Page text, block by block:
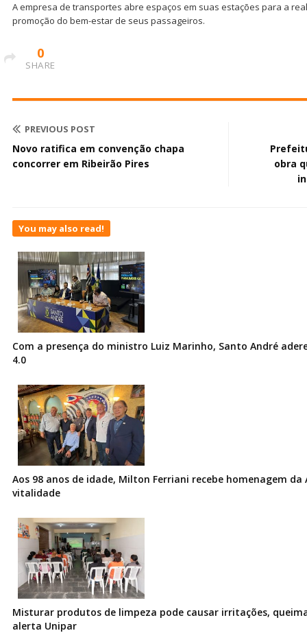
A empresa de transportes abre espaços em suas estações para a
promoção do bem-estar de seus passageiros.
0
SHARE
PREVIOUS POST
Novo ratifica em convenção chapa
concorrer em Ribeirão Pires
obra
You may also read!
Com a presença do ministro Luiz Marinho, Santo André
4.0
Aos 98 anos de idade, Milton Ferriani recebe homenagem da
vitalidade
Misturar produtos de limpeza pode causar irritações,
alerta Unipar